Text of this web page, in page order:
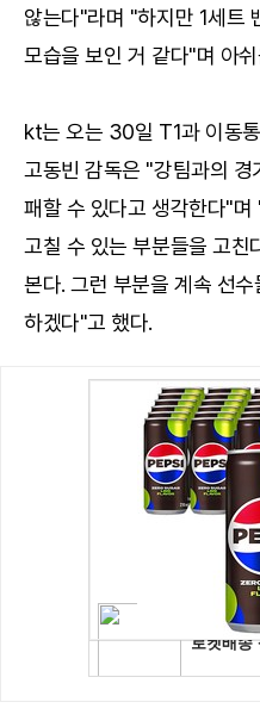
않는다"라며 "하지만 1세트
모습을 보인 거 같다"며 아
kt는 오는 30일 T1과 이동
고동빈 감독은 "강팀과의 경
패할 수 있다고 생각한다"
고칠 수 있는 부분들을 고친
본다. 그런 부분을 계속 선
하겠다"고 했다.